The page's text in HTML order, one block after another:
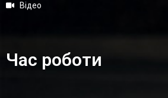
Відео
Час роботи